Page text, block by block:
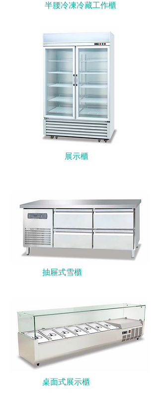
半腰冷凍冷藏工作櫃
展示櫃
抽屜式雪櫃
桌面式展示櫃